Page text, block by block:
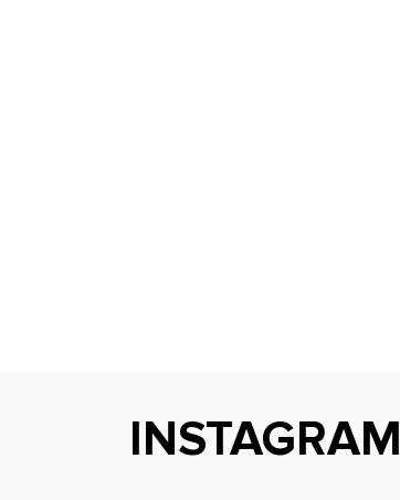
INSTAGRAM